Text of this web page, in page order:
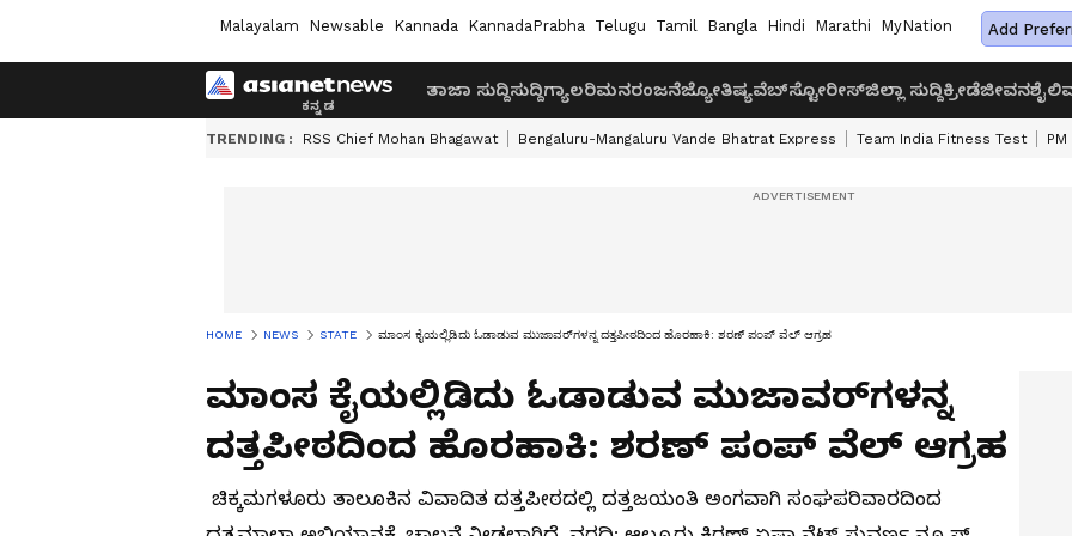
Malayalam Newsable Kannada KannadaPrabha Telugu Tamil Bangla Hindi Marathi MyNation Add
ತಾಜಾ ಸುದ್ದಿಸುದ್ದಿಗ್ಯಾಲರಿಮನರಂಜನೆಜ್ಯೋತಿಷ್ಯವೆಬ್‌ಸ್ಟೋರೀಸ್ಜಿಲ್ಲಾ ಸುದ್ದಿಕ್ರೀಡೆಜೀವನಶೈಲಿ
TRENDING : RSS Chief Mohan Bhagawat Bengaluru-Mangaluru Vande Bhatrat Express Team India Fitness Test
HOME NEWS STATE ಮಾಂಸ ಕೈಯಲ್ಲಿಡಿದು ಓಡಾಡುವ ಮುಜಾವರ್‌ಗಳನ್ನ ದತ್ತಪೀಠದಿಂದ ಹೊರಹಾಕಿ: ಶರಣ್ ಪಂಪ್ ವೆಲ್ ಆಗ್ರಹ
ಮಾಂಸ ಕೈಯಲ್ಲಿಡಿದು ಓಡಾಡುವ ಮುಜಾವರ್‌ಗಳನ್ನ
ದತ್ತಪೀಠದಿಂದ ಹೊರಹಾಕಿ: ಶರಣ್ ಪಂಪ್ ವೆಲ್ ಆಗ್ರಹ
ಚಿಕ್ಕಮಗಳೂರು ತಾಲೂಕಿನ ವಿವಾದಿತ ದತ್ತಪೀಠದಲ್ಲಿ ದತ್ತಜಯಂತಿ ಅಂಗವಾಗಿ ಸಂಘಪರಿವಾರದಿಂದ